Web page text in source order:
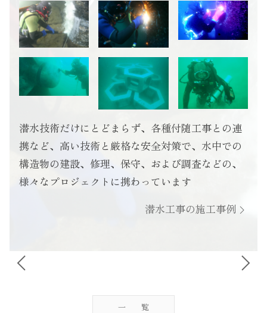
潜水技術だけにとどまらず、 各種付随工事との連
携など、高い技術と厳格な安全対策で、 水中での
構造物の建設、修理、保守、および調査などの、
様々なプロジェクトに携わっています
潜水工事の施工事例
投
一覧